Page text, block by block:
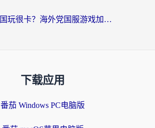
逆战在美国玩很卡？海外党国服游戏加速终极指南（附DNF宝可梦加速技巧）
下载应用
番茄 Windows PC电脑版